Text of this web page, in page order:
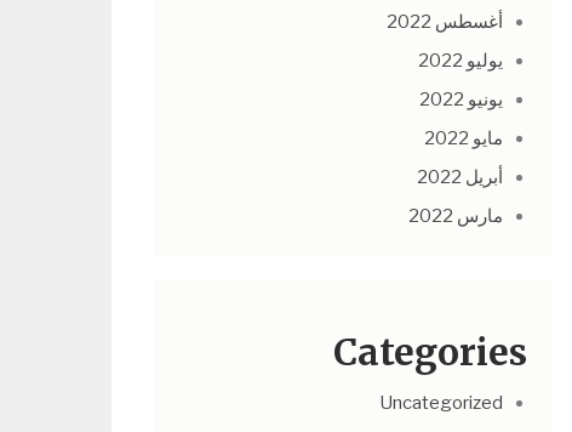
أغسطس 2022
يوليو 2022
يونيو 2022
مايو 2022
أبريل 2022
مارس 2022
Categories
Uncategorized